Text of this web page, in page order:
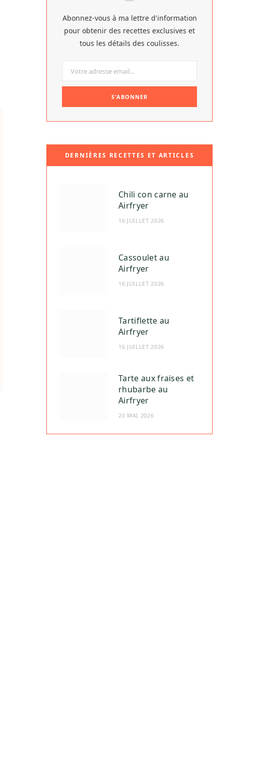
Abonnez-vous à ma lettre d'information
pour obtenir des recettes exclusives et
tous les détails des coulisses.
DERNIÈRES RECETTES ET ARTICLES
Chili con carne au
Airfryer
16 JUILLET 2026
Cassoulet au
Airfryer
16 JUILLET 2026
Tartiflette au
Airfryer
16 JUILLET 2026
Tarte aux fraises et
rhubarbe au
Airfryer
20 MAI 2026